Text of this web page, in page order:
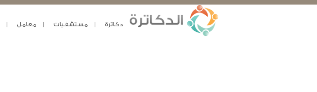
دكاترة مستشفيات معامل